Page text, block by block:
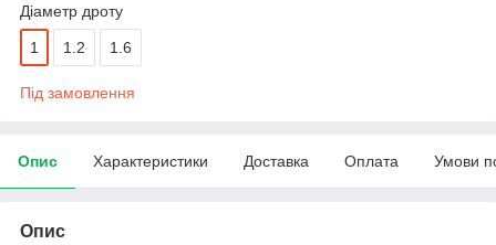
Діаметр дроту
1 1.2 1.6
Під замовлення
Опис Характеристики Доставка Оплата Умови
Опис